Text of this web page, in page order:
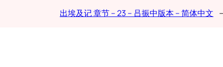
出埃及记 章节 – 23 – 吕振中版本 – 简体中文